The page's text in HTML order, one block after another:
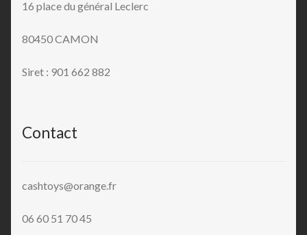
16 place du général Leclerc
80450 CAMON
Siret : 901 662 882
Contact
cashtoys@orange.fr
06 60 51 70 45